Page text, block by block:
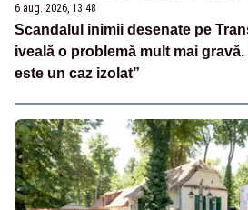
6 aug. 2026, 13:48
Scandalul inimii desenate pe
iveală o problemă mult mai
este un caz izolat”